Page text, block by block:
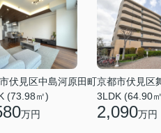
伏見区中島河原田町
(73.98㎡)
万円
京都市伏見区
3LDK (64.90
2,090万円